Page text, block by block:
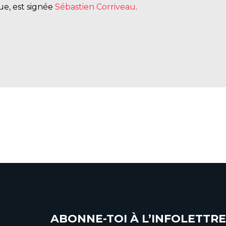
est signée Sébastien Corriveau.
ABONNE-TOI À L’INFOLETTRE